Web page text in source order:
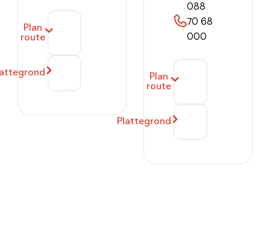
Plan
route
088
70 68
000
Plan
route
Plattegrond